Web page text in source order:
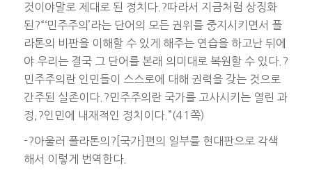
것이야말로 제대로 된 정치다.?따라서 지금처럼 상징화
된?“‘민주주의’라는 단어의 모든 권위를 중지시키면서 플
라톤의 비판을 이해할 수 있게 해주는 연습을 하고난 뒤에
야 우리는 결국 그 단어를 본래 의미대로 복원할 수 있다.?
민주주의란 인민들이 스스로에 대해 권력을 갖는 것으로
간주된 실존이다.?민주주의란 국가를 고사시키는 열린 과
정,?인민에 내재적인 정치이다.”(41쪽)
-?아울러 플라톤의?[국가]편의 일부를 현대판으로 각색
해서 이렇게 번역한다.